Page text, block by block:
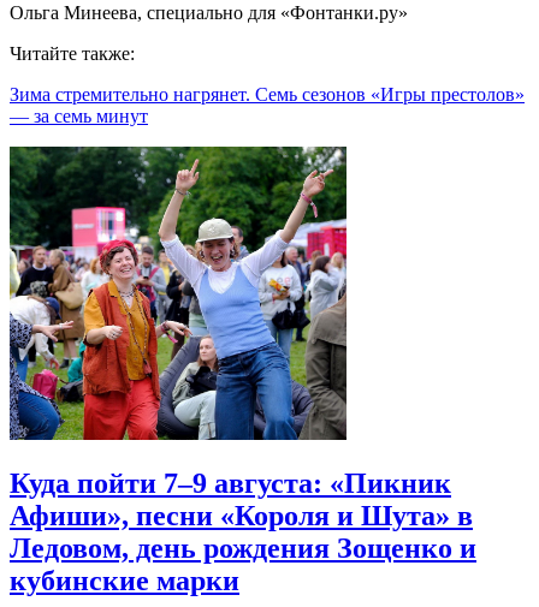
Ольга Минеева, специально для «Фонтанки.ру»
Читайте также:
Зима стремительно нагрянет. Семь сезонов «Игры престолов»
— за семь минут
Куда пойти 7–9 августа: «Пикник
Афиши», песни «Короля и Шута» в
Ледовом, день рождения Зощенко и
кубинские марки